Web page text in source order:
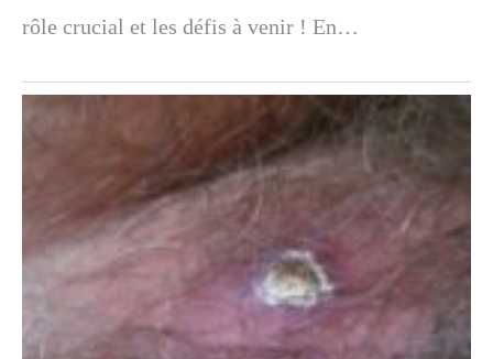
rôle crucial et les défis à venir ! En…